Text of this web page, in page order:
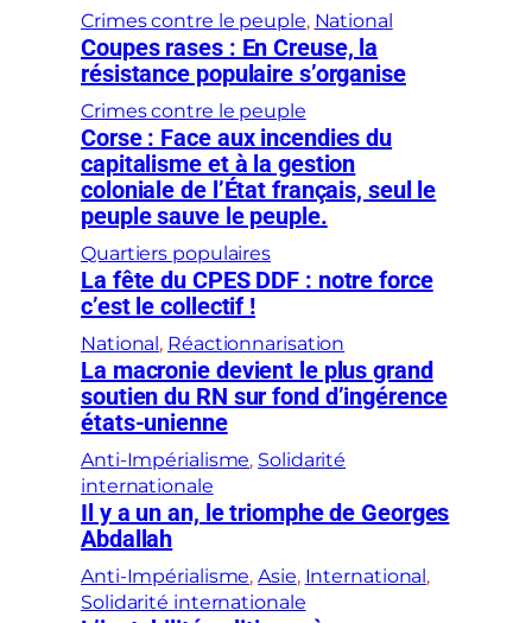
Crimes contre le peuple, National
Coupes rases : En Creuse, la
résistance populaire s’organise
Crimes contre le peuple
Corse : Face aux incendies du
capitalisme et à la gestion
coloniale de l’État français, seul le
peuple sauve le peuple.
Quartiers populaires
La fête du CPES DDF : notre force
c’est le collectif !
National , Réactionnarisation
La macronie devient le plus grand
soutien du RN sur fond d’ingérence
états-unienne
Anti-Impérialisme, Solidarité
internationale
Il y a un an, le triomphe de Georges
Abdallah
Anti-Impérialisme, Asie, International
Solidarité internationale